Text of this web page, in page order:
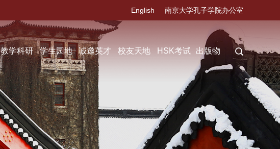
English 南京大学孔子学院办公室
教学科研 学生园地 诚邀英才 校友天地 HSK考试 出版物